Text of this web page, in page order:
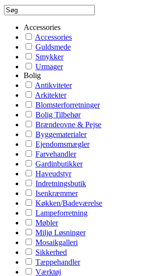
Accessories
Accessories
Guldsmede
Smykker
Urmager
Bolig
Antikviteter
Arkitekter
Blomsterforretninger
Bolig Tilbehør
Brændeovne & Pejse
Byggematerialer
Ejendomsmægler
Farvehandler
Gardinbutikker
Haveudstyr
Indretningsbutik
Isenkræmmer
Køkken/Badeværelse
Lampeforretning
Møbler
Miljø Løsninger
Mosaikgalleri
Sikkerhed
Tæppehandler
Værktøj